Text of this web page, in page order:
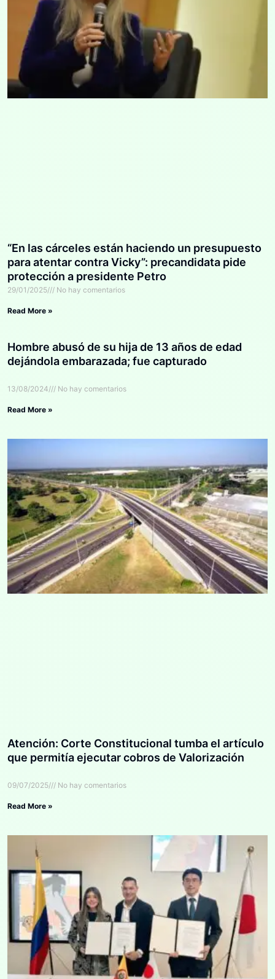
“En las cárceles están haciendo un presupuesto
para atentar contra Vicky”: precandidata pide
protección a presidente Petro
29/01/2025 No hay comentarios
Read More »
Hombre abusó de su hija de 13 años de edad
dejándola embarazada; fue capturado
13/08/2024 No hay comentarios
Read More »
Atención: Corte Constitucional tumba el artículo
que permitía ejecutar cobros de Valorización
09/07/2025 No hay comentarios
Read More »